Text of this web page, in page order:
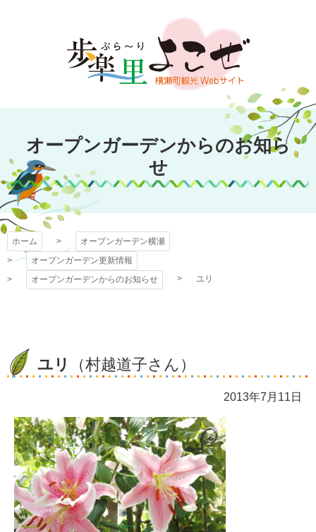
文
キ
プ
オープンガーデン
横瀬
オープンガーデンからのお知ら
せ
ホーム
オープンガーデン横瀬
オープンガーデン更新情報
オープンガーデンからのお知らせ
ユリ
ユリ （村越道子さん）
2013年7月11日